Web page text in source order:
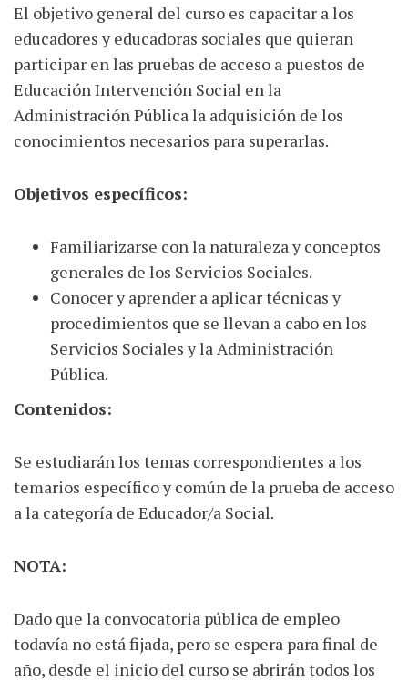
El objetivo general del curso es capacitar a los
educadores y educadoras sociales que quieran
participar en las pruebas de acceso a puestos de
Educación Intervención Social en la
Administración Pública la adquisición de los
conocimientos necesarios para superarlas.
Objetivos específicos:
Familiarizarse con la naturaleza y conceptos
generales de los Servicios Sociales.
Conocer y aprender a aplicar técnicas y
procedimientos que se llevan a cabo en los
Servicios Sociales y la Administración
Pública.
Contenidos:
Se estudiarán los temas correspondientes a los
temarios específico y común de la prueba de acceso
a la categoría de Educador/a Social.
NOTA:
Dado que la convocatoria pública de empleo
todavía no está fijada, pero se espera para final de
año, desde el inicio del curso se abrirán todos los